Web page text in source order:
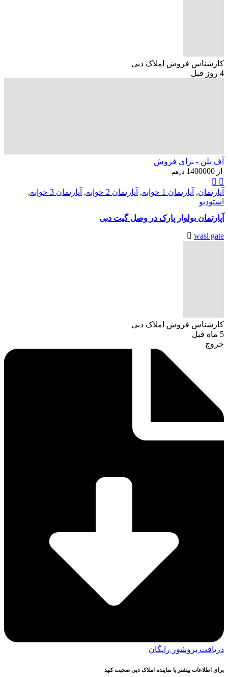
کارشناس فروش املاک دبی
4 روز قبل
آف پلن - برای فروش
از 1400000 درهم
آپارتمان, آپارتمان 1 خوابه , آپارتمان 2 خوابه , آپارتمان 3 خوابه
,
استودیو
آپارتمان بولوار پارک در وصل گیت دبی
wasl gate
کارشناس فروش املاک دبی
5 ماه قبل
خروج
دریافت بروشور رایگان
برای اطلاعات بیشتر با نماینده املاک دبی صحبت کنید